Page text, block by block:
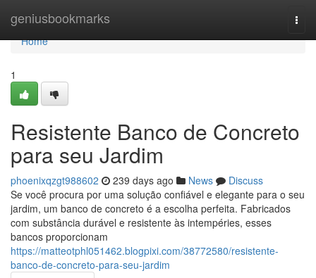
geniusbookmarks
Home
Home
1
Resistente Banco de Concreto
para seu Jardim
phoenixqzgt988602 239 days ago News
Discuss
Se você procura por uma solução confiável e elegante para o seu
jardim, um banco de concreto é a escolha perfeita. Fabricados
com substância durável e resistente às intempéries, esses
bancos proporcionam
https://matteotphl051462.blogpixi.com/38772580/resistente-
banco-de-concreto-para-seu-jardim